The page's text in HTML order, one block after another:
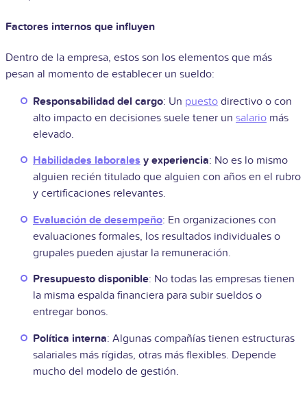
Factores internos que influyen
Dentro de la empresa, estos son los elementos que más
pesan al momento de establecer un sueldo:
Responsabilidad del cargo: Un puesto directivo o con
alto impacto en decisiones suele tener un salario más
elevado.
Habilidades laborales y experiencia: No es lo mismo
alguien recién titulado que alguien con años en el rubro
y certificaciones relevantes.
Evaluación de desempeño: En organizaciones con
evaluaciones formales, los resultados individuales o
grupales pueden ajustar la remuneración.
Presupuesto disponible: No todas las empresas tienen
la misma espalda financiera para subir sueldos o
entregar bonos.
Política interna: Algunas compañías tienen estructuras
salariales más rígidas, otras más flexibles. Depende
mucho del modelo de gestión.